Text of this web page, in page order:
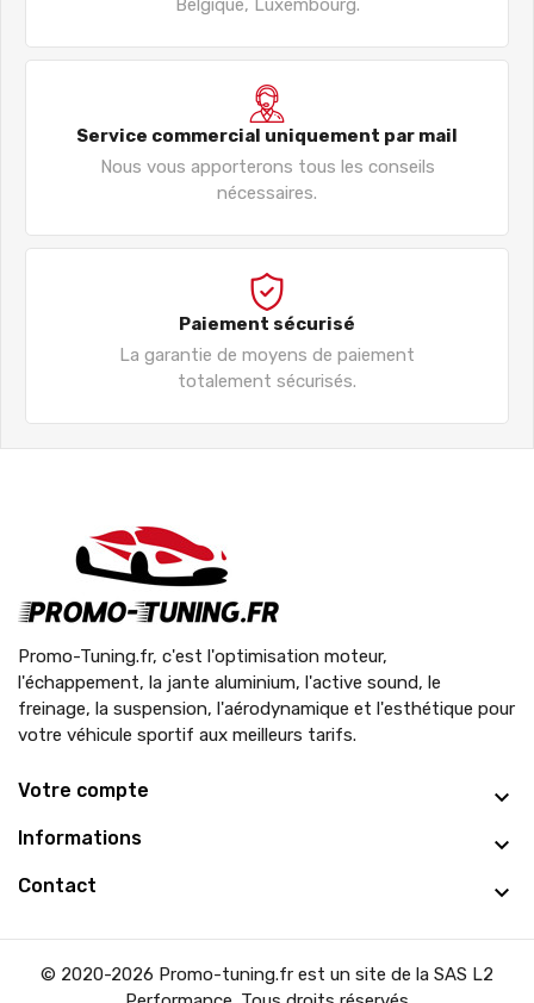
Belgique, Luxembourg.
Service commercial uniquement par mail
Nous vous apporterons tous les conseils
nécessaires.
Paiement sécurisé
La garantie de moyens de paiement
totalement sécurisés.
Promo-Tuning.fr, c'est l'optimisation moteur,
l'échappement, la jante aluminium, l'active sound, le
freinage, la suspension, l'aérodynamique et l'esthétique pour
votre véhicule sportif aux meilleurs tarifs.
Votre compte
Informations
Contact
© 2020-2026 Promo-tuning.fr est un site de la SAS L2